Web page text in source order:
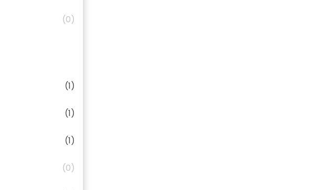
(0)
(1)
(1)
(1)
(0)